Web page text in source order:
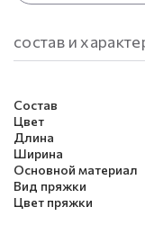
состав и
Состав
Цвет
Длина
Ширина
Основной материал
Вид пряжки
Цвет пряжки